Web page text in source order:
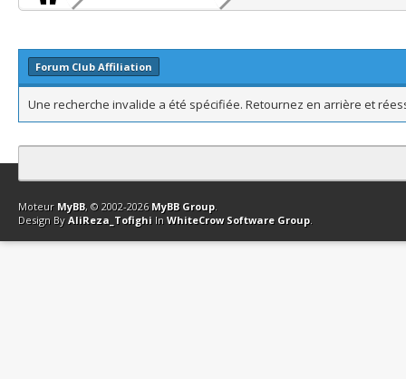
Forum Club Affiliation
Une recherche invalide a été spécifiée. Retournez en arrière et
Contact Club Affiliation Retourner en haut Version bas-débit
Moteur MyBB, © 2002-2026 MyBB Group.
Design By AliReza_Tofighi In WhiteCrow Software Group.